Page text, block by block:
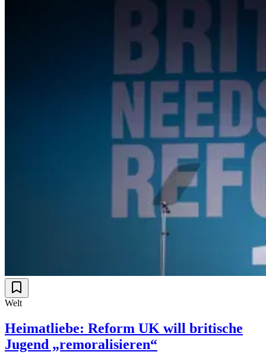
Welt
Heimatliebe: Reform UK will britische
Jugend „remoralisieren“